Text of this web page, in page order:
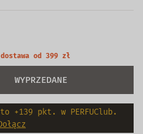
dostawa od 399 zł
WYPRZEDANE
+139 pkt. w PERFUClub.